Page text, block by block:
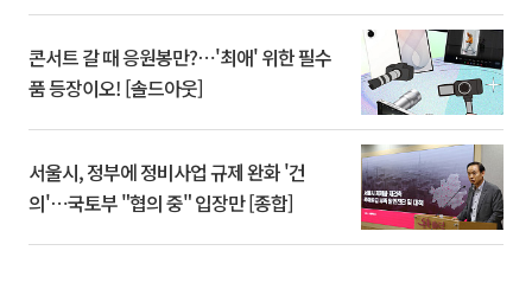
콘서트 갈 때 응원봉만?⋯'최애' 위한 필수
품 등장이오! [솔드아웃]
서울시, 정부에 정비사업 규제 완화 '건
의'⋯국토부 "협의 중" 입장만 [종합]